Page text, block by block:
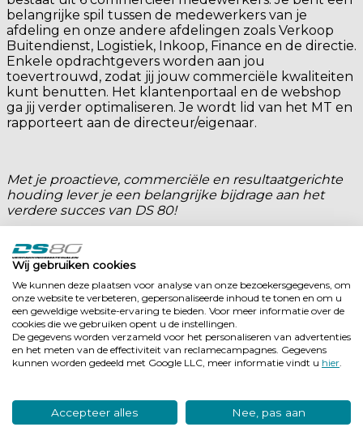
belangrijke spil tussen de medewerkers van je
afdeling en onze andere afdelingen zoals Verkoop
Buitendienst, Logistiek, Inkoop, Finance en de directie.
Enkele opdrachtgevers worden aan jou
toevertrouwd, zodat jij jouw commerciële kwaliteiten
kunt benutten. Het klantenportaal en de webshop
ga jij verder optimaliseren. Je wordt lid van het MT en
rapporteert aan de directeur/eigenaar.
Met je proactieve, commerciële en resultaatgerichte
houding lever je een belangrijke bijdrage aan het
verdere succes van DS 80!
Wat verwachten wij?
Afgeronde commerciële of logistieke HBO
opleiding
Aantoonbare leidinggevende ervaring met
bijpassende resultaten
De volgende competenties zijn bij jou zeer goed
ontwikkeld: resultaatgerichtheid,
analytisch, coachend en communicatief
vermogen
Wij gebruiken cookies
We kunnen deze plaatsen voor analyse van onze bezoekersgegevens, om
onze website te verbeteren, gepersonaliseerde inhoud te tonen en om u
een geweldige website-ervaring te bieden. Voor meer informatie over de
cookies die we gebruiken opent u de instellingen.
De gegevens worden verzameld voor het personaliseren van advertenties
en het meten van de effectiviteit van reclamecampagnes. Gegevens
kunnen worden gedeeld met Google LLC, meer informatie vindt u hier
Accepteer alles Nee, pas aan